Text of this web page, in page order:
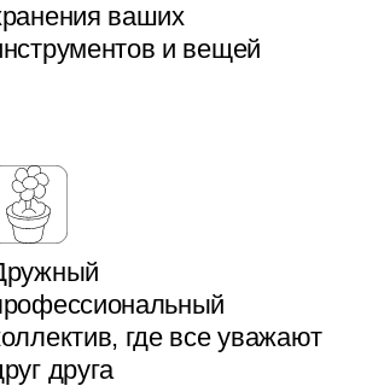
ваших
и вещей
где все уважают
друга